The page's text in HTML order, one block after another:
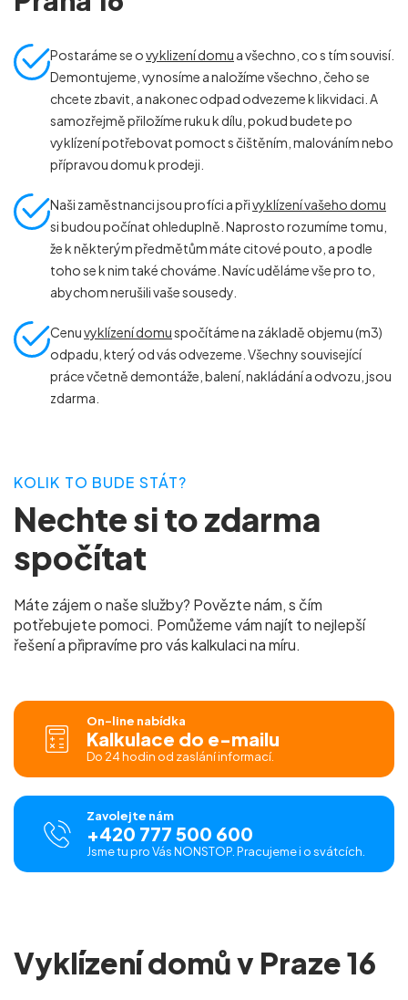
Postaráme se ovyklizení domu a všechno, co s tím souvisí.
Demontujeme, vynosíme a naložíme všechno, čeho se
chcete zbavit, a nakonec odpad odvezeme k likvidaci. A
samozřejmě přiložíme ruku k dílu, pokud budete po
vyklízení potřebovat pomoct s čištěním, malováním nebo
přípravou domu k prodeji.
Naši zaměstnanci jsou profíci a přivyklízení vašeho domu
si budou počínat ohleduplně. Naprosto rozumíme tomu,
že k některým předmětům máte citové pouto, a podle
toho se k nim také chováme. Navíc uděláme vše pro to,
abychom nerušili vaše sousedy.
Cenuvyklízení domuspočítáme na základě objemu (m3)
odpadu, který od vás odvezeme. Všechny související
práce včetně demontáže, balení, nakládání a odvozu, jsou
zdarma.
KOLIK TO BUDE STÁT?
Nechte si to zdarma
spočítat
Máte zájem o naše služby? Povězte nám, s čím
potřebujete pomoci. Pomůžeme vám najít to nejlepší
řešení a připravíme pro vás kalkulaci na míru.
On-line nabídka
Kalkulace do e-mailu
Do 24 hodin od zaslání informací.
Zavolejte nám
+420 777 500 600
Jsme tu pro Vás NONSTOP. Pracujeme i o svátcích.
Vyklízení domů v Praze 16